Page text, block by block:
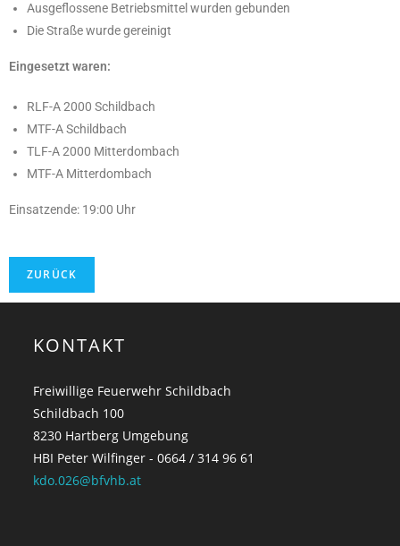
Ausgeflossene Betriebsmittel wurden gebunden
Die Straße wurde gereinigt
Eingesetzt waren:
RLF-A 2000 Schildbach
MTF-A Schildbach
TLF-A 2000 Mitterdombach
MTF-A Mitterdombach
Einsatzende: 19:00 Uhr
KONTAKT
Freiwillige Feuerwehr Schildbach
Schildbach 100
8230 Hartberg Umgebung
HBI Peter Wilfinger - 0664 / 314 96 61
kdo.026@bfvhb.at